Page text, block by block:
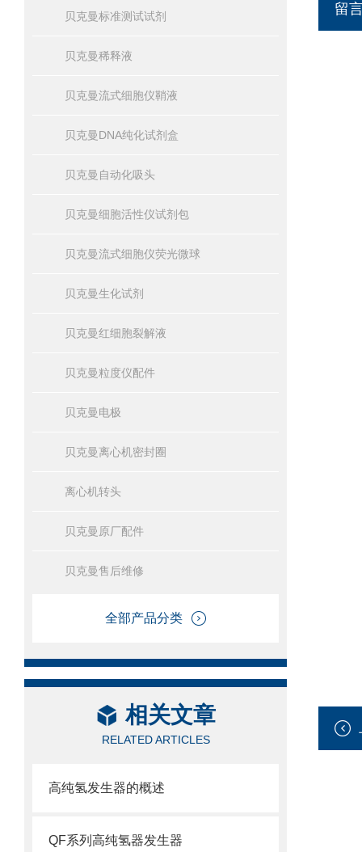
贝克曼标准测试试剂
贝克曼稀释液
贝克曼流式细胞仪鞘液
贝克曼DNA纯化试剂盒
贝克曼自动化吸头
贝克曼细胞活性仪试剂包
贝克曼流式细胞仪荧光微球
贝克曼生化试剂
贝克曼红细胞裂解液
贝克曼粒度仪配件
贝克曼电极
贝克曼离心机密封圈
离心机转头
贝克曼原厂配件
贝克曼售后维修
全部产品分类
相关文章
RELATED ARTICLES
高纯氢发生器的概述
QF系列高纯氢器发生器
留